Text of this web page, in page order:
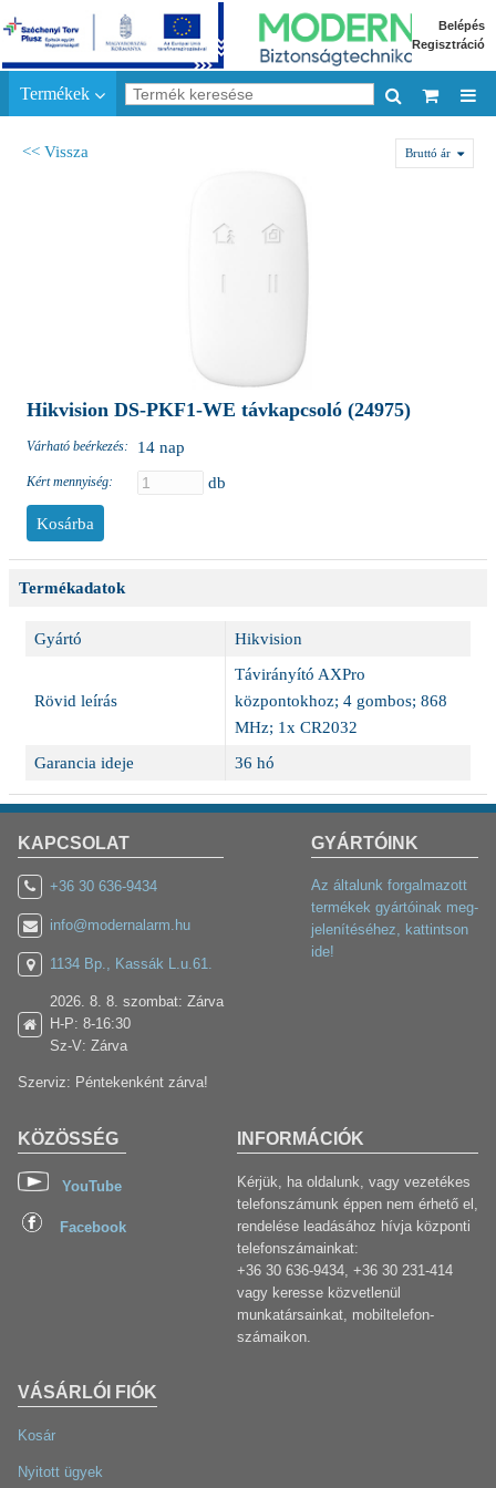
Belépés
Regisztráció
Termékek
<< Vissza Bruttó ár
Hikvision DS-PKF1-WE távkapcsoló (24975)
Várható beérkezés: 14 nap
Kért mennyiség: db
Termékadatok
Gyártó Hikvision
Rövid leírás
Távirányító AXPro
központokhoz; 4 gombos; 868
MHz; 1x CR2032
Garancia ideje
36 hó
KAPCSOLAT
+36 30 636-9434
info@modernalarm.hu
1134 Bp., Kassák L.u.61.
2026. 8. 8. szombat: Zárva
H-P: 8-16:30
Sz-V: Zárva
Szerviz: Péntekenként zárva!
VÁSÁRLÓI FIÓK
Kosár
Nyitott ügyek
KÖZÖSSÉG
YouTube
Facebook
INFORMÁCIÓK
Kérjük, ha oldalunk, vagy vezetékes
telefonszámunk éppen nem érhető el,
rendelése leadásához hívja központi
telefonszámainkat:
+36 30 636-9434, +36 30 231-414
vagy keresse közvetlenül
munkatársainkat, mobiltelefon-
számaikon.
GYÁRTÓINK
Az általunk forgalmazott
termékek gyártóinak meg-
jelenítéséhez, kattintson
ide!